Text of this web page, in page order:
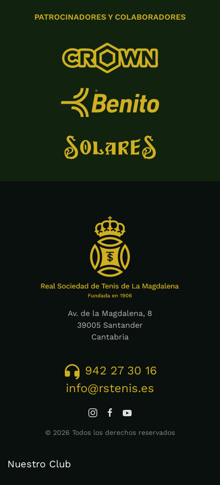
PATROCINADORES Y COLABORADORES
Av. de la Magdalena, 8
39005 Santander
Cantabria
942 27 30 16
info@rstenis.es
© 2026 Todos los derechos reservados
Nuestro Club